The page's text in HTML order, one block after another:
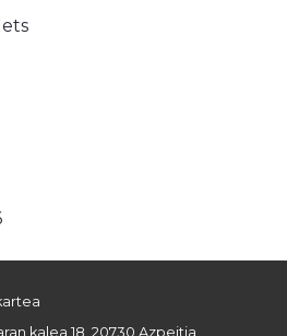
kalea 18, 20730 Azpeitia